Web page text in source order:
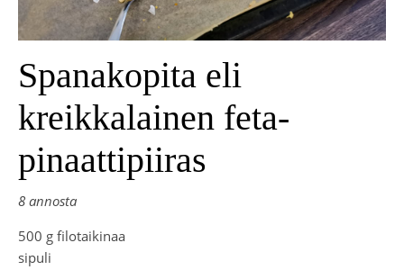
Spanakopita eli
kreikkalainen feta-
pinaattipiiras
8 annosta
500 g filotaikinaa
sipuli